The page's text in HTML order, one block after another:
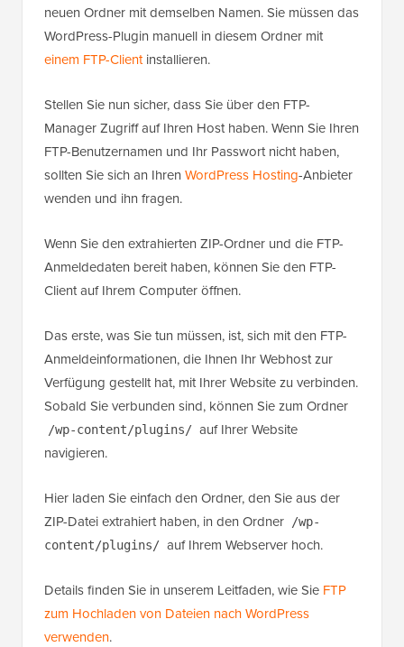
neuen Ordner mit demselben Namen. Sie müssen das
WordPress-Plugin manuell in diesem Ordner mit
einem FTP-Clientinstallieren.
Stellen Sie nun sicher, dass Sie über den FTP-
Manager Zugriff auf Ihren Host haben. Wenn Sie Ihren
FTP-Benutzernamen und Ihr Passwort nicht haben,
sollten Sie sich an Ihren WordPress Hosting-Anbieter
wenden und ihn fragen.
Wenn Sie den extrahierten ZIP-Ordner und die FTP-
Anmeldedaten bereit haben, können Sie den FTP-
Client auf Ihrem Computer öffnen.
Das erste, was Sie tun müssen, ist, sich mit den FTP-
Anmeldeinformationen, die Ihnen Ihr Webhost zur
Verfügung gestellt hat, mit Ihrer Website zu verbinden.
Sobald Sie verbunden sind, können Sie zum Ordner
/wp-content/plugins/ auf Ihrer Website
navigieren.
Hier laden Sie einfach den Ordner, den Sie aus der
ZIP-Datei extrahiert haben, in den Ordner
/wp-
content/plugins/ auf Ihrem Webserver hoch.
Details finden Sie in unserem Leitfaden, wie Sie FTP
zum Hochladen von Dateien nach WordPress
verwenden.